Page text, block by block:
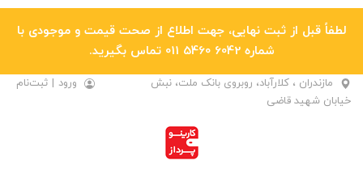
لطفاً قبل از ثبت نهایی، جهت اطلاع از صحت قیمت و موجودی با
شماره 6042 5460 011 تماس بگیرید.
مازندران ، کلارآباد، روبروی بانک ملت، نبش
خیابان شهید قاضی
ورود | ثبت‌نام